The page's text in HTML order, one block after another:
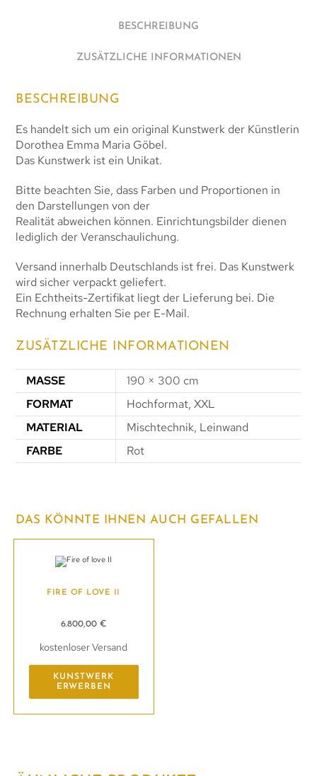
BESCHREIBUNG
ZUSÄTZLICHE INFORMATIONEN
BESCHREIBUNG
Es handelt sich um ein original Kunstwerk der Künstlerin
Dorothea Emma Maria Göbel.
Das Kunstwerk ist ein Unikat.
Bitte beachten Sie, dass Farben und Proportionen in
den Darstellungen von der
Realität abweichen können. Einrichtungsbilder dienen
lediglich der Veranschaulichung.
Versand innerhalb Deutschlands ist frei. Das Kunstwerk
wird sicher verpackt geliefert.
Ein Echtheits-Zertifikat liegt der Lieferung bei. Die
Rechnung erhalten Sie per E-Mail.
ZUSÄTZLICHE INFORMATIONEN
MASSE
190 × 300 cm
FORMAT
Hochformat, XXL
MATERIAL
Mischtechnik, Leinwand
FARBE
Rot
DAS KÖNNTE IHNEN AUCH GEFALLEN
FIRE OF LOVE II
6.800,00 €
kostenloser Versand
KUNSTWERK
ERWERBEN